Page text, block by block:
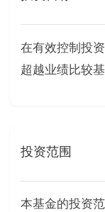
在有效控制投
超越业绩比较
投资范围
本基金的投资